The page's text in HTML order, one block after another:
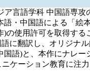
言語学科 中国語専
・中国語による「
使用許可を取得す
に翻訳し、オリジナ
国語)と、本作にナレ
ケーション教育に注力